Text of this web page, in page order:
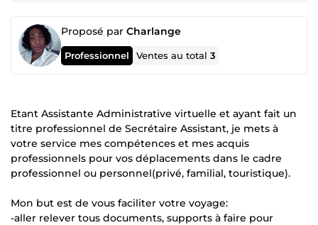
Proposé par Charlange
Professionnel Ventes au total3
Etant Assistante Administrative virtuelle et ayant fait un
titre professionnel de Secrétaire Assistant, je mets à
votre service mes compétences et mes acquis
professionnels pour vos déplacements dans le cadre
professionnel ou personnel(privé, familial, touristique).
Mon but est de vous faciliter votre voyage:
-aller relever tous documents, supports à faire pour